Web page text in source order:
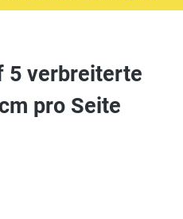
5 verbreiterte
pro Seite